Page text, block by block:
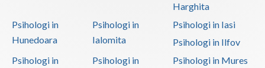
Harghita
Psihologi in
Hunedoara
Psihologi in
Ialomita
Psihologi in Iasi
Psihologi in Ilfov
Psihologi in
Psihologi in
Psihologi in Mures